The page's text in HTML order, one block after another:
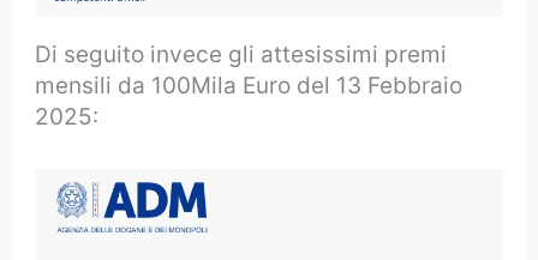
Di seguito invece gli attesissimi premi
mensili da 100Mila Euro del 13 Febbraio
2025: